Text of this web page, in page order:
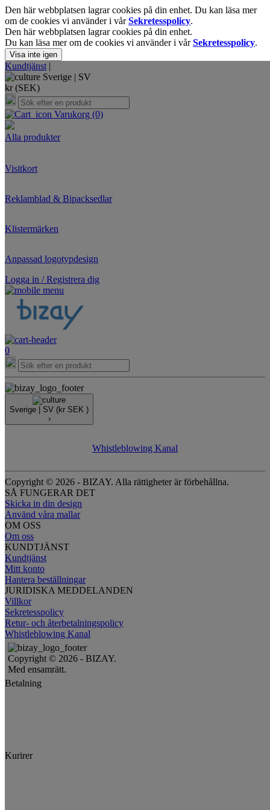
Den här webbplatsen lagrar cookies på din enhet. Du kan läsa mer
om de cookies vi använder i vårSekretesspolicy.
Den här webbplatsen lagrar cookies på din enhet.
Du kan läsa mer om de cookies vi använder i vårSekretesspolicy.
Visa inte igen
Kundtjänst |
Sverige | SV
kr (SEK)
Varukorg (0)
Alla produkter
Visitkort
Reklamblad & Bipacksedlar
Klistermärken
Anpassad logotypdesign
Logga in / Registrera dig
0
Sverige | SV (kr SEK )
›
Whistleblowing Kanal
Copyright © 2026 - BIZAY. Alla rättigheter är förbehållna.
SÅ FUNGERAR DET
Skicka in din design
Använd våra mallar
OM OSS
Om oss
KUNDTJÄNST
Kundtjänst
Mitt konto
Hantera beställningar
JURIDISKA MEDDELANDEN
Villkor
Sekretesspolicy
Retur- och återbetalningspolicy
Whistleblowing Kanal
Copyright © 2026 - BIZAY.
Med ensamrätt.
Betalning
Kurirer